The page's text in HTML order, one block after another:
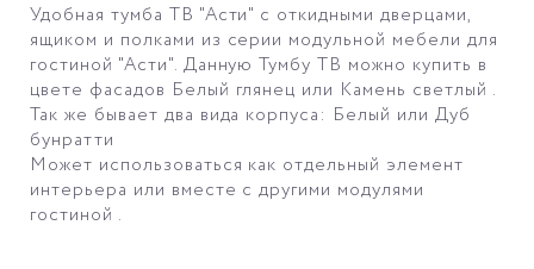
Удобная тумба ТВ "Асти" с откидными дверцами,
ящиком и полками из серии модульной мебели для
гостиной "Асти". Данную Тумбу ТВ можно купить в
цвете фасадов Белый глянец или Камень светлый .
Так же бывает два вида корпуса: Белый или Дуб
бунратти
Может использоваться как отдельный элемент
интерьера или вместе с другими модулями
гостиной .